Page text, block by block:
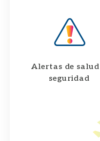
Alertas de
seguridad​